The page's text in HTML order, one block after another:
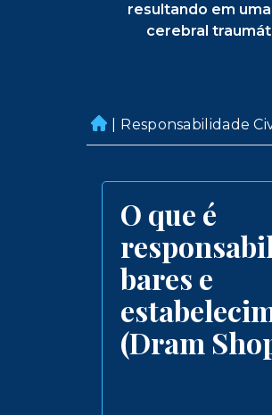
resultando em
cerebral
H
o
Responsabilidade
O que é
bares e
(Dram